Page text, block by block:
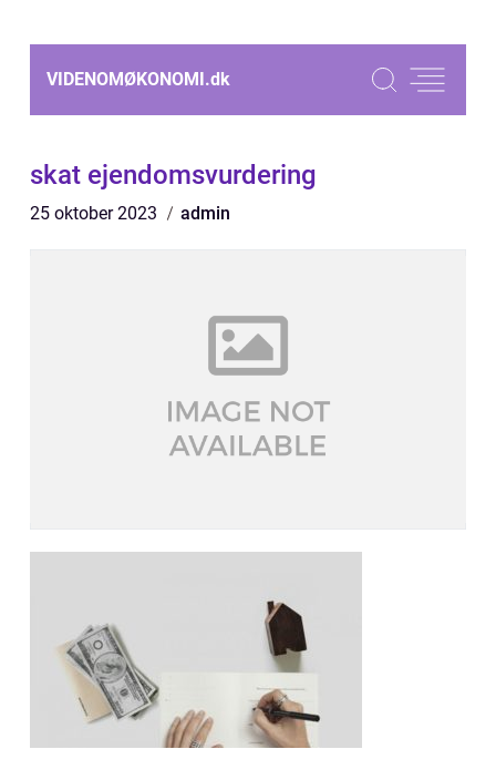
VIDENOMØKONOMI.dk
skat ejendomsvurdering
25 oktober 2023 admin